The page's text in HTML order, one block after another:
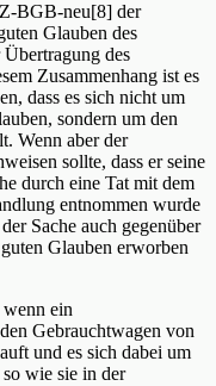
BGB-neu[8] der
Glauben des
des
Zusammenhang ist es
dass es sich nicht um
sondern um den
Wenn aber der
sollte, dass er seine
durch eine Tat mit dem
entnommen wurde
Sache auch gegenüber
Glauben erworben
ein
Gebrauchtwagen von
und es sich dabei um
wie sie in der